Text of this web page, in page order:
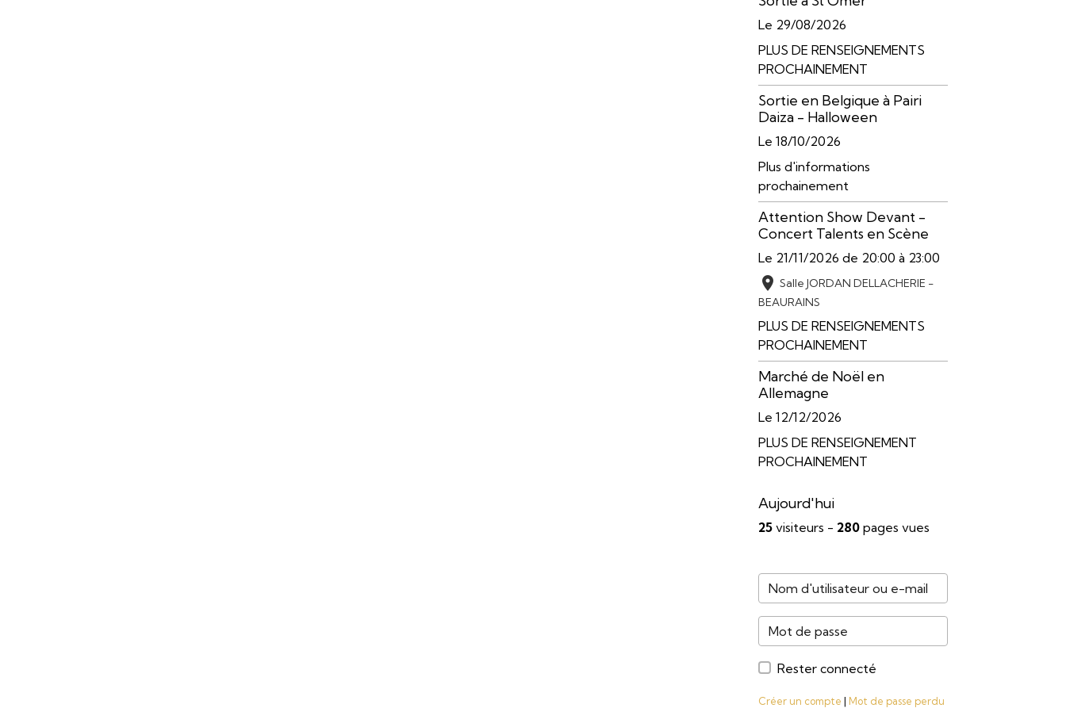
Le 29/08/2026
PLUS DE RENSEIGNEMENTS
PROCHAINEMENT
Sortie en Belgique à Pairi
Daiza - Halloween
Le 18/10/2026
Plus d'informations
prochainement
Attention Show Devant -
Concert Talents en Scène
Le 21/11/2026 de 20:00 à 23:00
Salle JORDAN DELLACHERIE -
BEAURAINS
PLUS DE RENSEIGNEMENTS
PROCHAINEMENT
Marché de Noël en
Allemagne
Le 12/12/2026
PLUS DE RENSEIGNEMENT
PROCHAINEMENT
Aujourd'hui
25visiteurs - 280pages vues
Rester connecté
Créer un compte | Mot de passe perdu